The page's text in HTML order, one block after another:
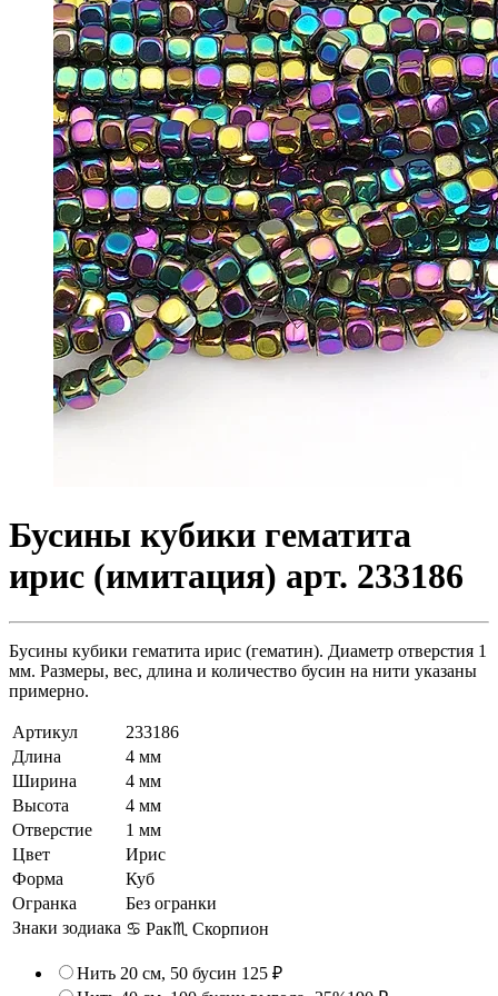
Бусины кубики гематита
ирис (имитация) арт. 233186
Бусины кубики гематита ирис (гематин). Диаметр отверстия 1
мм. Размеры, вес, длина и количество бусин на нити указаны
примерно.
Артикул
233186
Длина
4 мм
Ширина
4 мм
Высота
4 мм
Отверстие
1 мм
Цвет
Ирис
Форма
Куб
Огранка
Без огранки
Знаки зодиака ♋ Рак♏ Скорпион
Нить 20 см, 50 бусин 125 ₽